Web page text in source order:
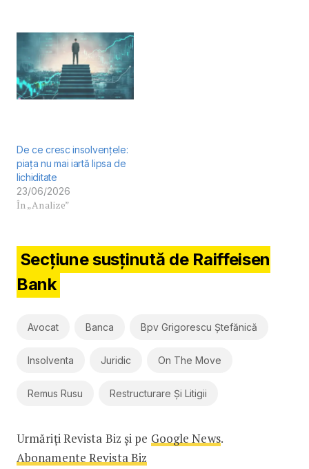
De ce cresc insolvențele:
piața nu mai iartă lipsa de
lichiditate
23/06/2026
În „Analize”
Secțiune susținută de Raiffeisen
Bank
Avocat Banca Bpv Grigorescu Ștefănică
Insolventa Juridic On The Move
Remus Rusu Restructurare Și Litigii
Urmăriți Revista Biz și pe Google News.
Abonamente Revista Biz